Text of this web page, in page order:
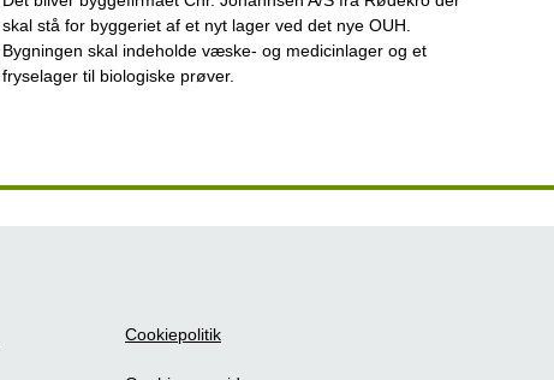
skal stå for byggeriet af et nyt lager ved det nye OUH.
Bygningen skal indeholde væske- og medicinlager og et
fryselager til biologiske prøver.
Cookiepolitik